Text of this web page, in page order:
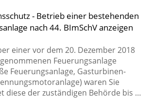
- Betrieb einer bestehenden
nach 44. BImSchV anzeigen
einer vor dem 20. Dezember 2018
Feuerungsanlage
Feuerungsanlage, Gasturbinen-
waren Sie
diese der zuständigen Behörde bis …